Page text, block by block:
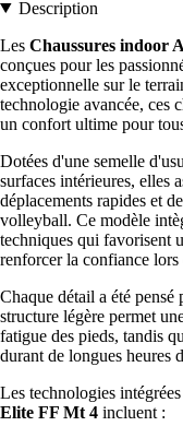
Description
Les Chaussures indoor
conçues pour les
exceptionnelle sur le
technologie avancée, ces
un confort ultime pour
Dotées d'une semelle
surfaces intérieures, elles
déplacements rapides et
volleyball. Ce modèle
techniques qui favorisent
renforcer la confiance lors
Chaque détail a été
structure légère permet
fatigue des pieds, tandis
durant de longues heures
Les technologies
Elite FF Mt 4 incluent :